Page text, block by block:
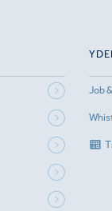
Job